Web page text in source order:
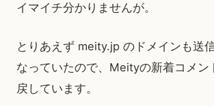
イマイチ分かりませんが。
とりあえず meity.jp のドメインも送
なっていたので、Meityの新着コメン
戻しています。